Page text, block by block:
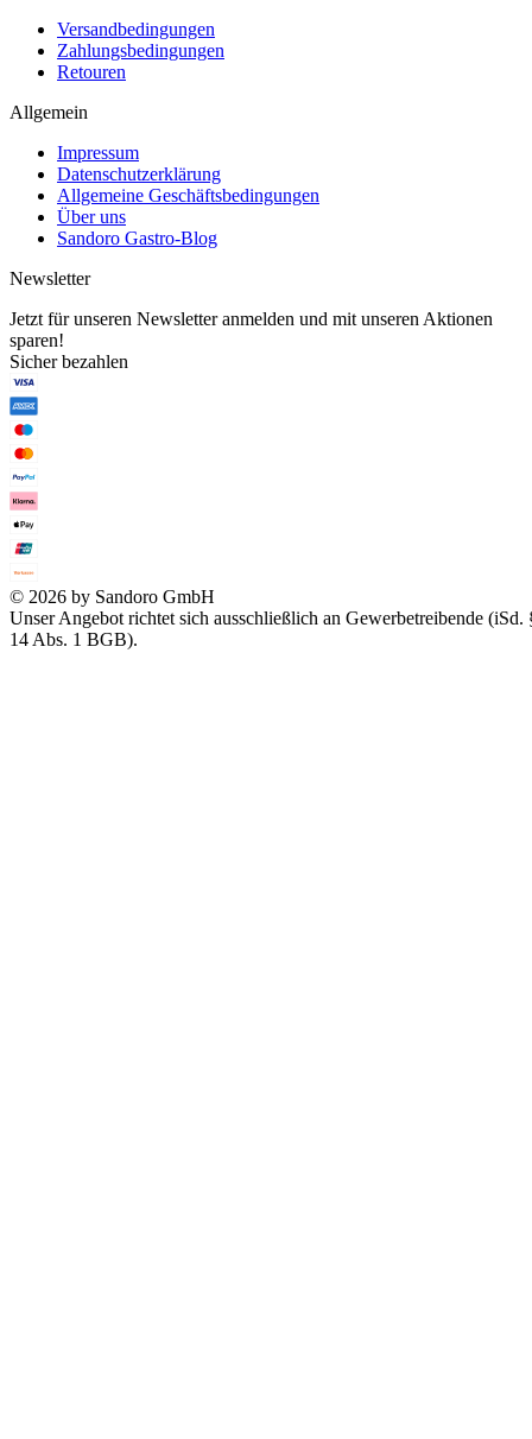
Versandbedingungen
Zahlungsbedingungen
Retouren
Allgemein
Impressum
Datenschutzerklärung
Allgemeine Geschäftsbedingungen
Über uns
Sandoro Gastro-Blog
Newsletter
Jetzt für unseren Newsletter anmelden und mit unseren Aktionen
sparen!
Sicher bezahlen
© 2026 by Sandoro GmbH
Unser Angebot richtet sich ausschließlich an Gewerbetreibende (iSd.
14 Abs. 1 BGB).